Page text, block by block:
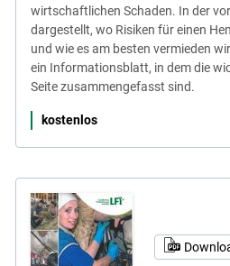
wirtschaftlichen Schaden. In der
dargestellt, wo Risiken für einen
und wie es am besten vermieden
ein Informationsblatt, in dem die
Seite zusammengefasst sind.
kostenlos